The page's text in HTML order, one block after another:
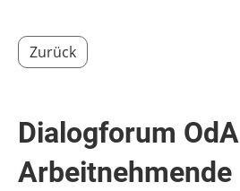
Zurück
Dialogforum OdA
Arbeitnehmende